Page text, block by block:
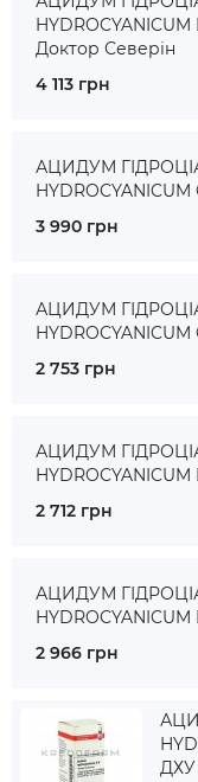
Доктор Северін
4 113 грн
АЦИДУМ
3 990 грн
АЦИДУМ
2 753 грн
АЦИДУМ
2 712 грн
АЦИДУМ
2 966 грн
ДХУ